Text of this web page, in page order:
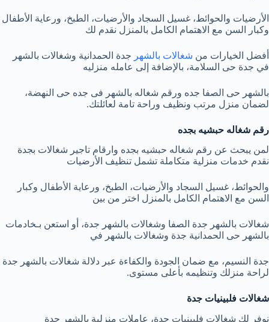
الأرضيات والحوائط، غسيل السجاد والأرضيات، الطبخ، ورعاية الأطفال
وكبار السن مع الاهتمام الكامل بالمنزل نقدم لك
أفضل الخيارات من شغالات بالشهر جدة الحمدانية وشغالات بالشهر
في جدة حى السلامة، بالإضافة إلى عامله منزليه
بالشهر حى الصفا جده ورقم شغاله بالشهر فى جده حى النهضة،
لضمان منزل مرتب ونظيف وراحة تامة لعائلتك.
رقم شغاله حبشيه بجده
لمن يبحث عن رقم شغاله حبشيه بجده وارقام تاجير شغالات بجدة
نقدم خدمات منزلية متكاملة تشمل تنظيف الأرضيات
والحوائط، غسيل السجاد والأرضيات، الطبخ، ورعاية الأطفال وكبار
السن مع الاهتمام الكامل بالمنزل اختر من بين
شغالات بالشهر جدة الصفا وشغالات بالشهر جدة، أو استعن بـخادمات
بالشهر حى الحمدانية جدة وشغالات بالشهر في
جدة النسيم، مع ضمان الجودة والكفاءة عبر دلالة شغالات بالشهر جدة
لراحة منزلك وتنظيمه بأعلى مستوى.
شغالات فلبينيات جدة
نوفر لك شغالات فلبينيات جدة، عاملات منزلية بالشهر جدة